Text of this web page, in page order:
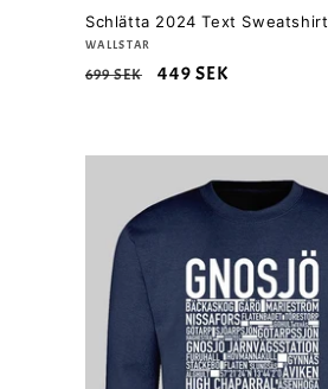
Schlätta 2024 Text Sweatshirt
Säljare:
WALLSTAR
Ordinarie
699 SEK Försäljningspris
449 SEK